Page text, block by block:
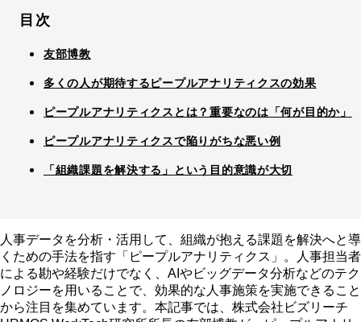
目次
友部博教
多くの人が期待するピープルアナリティクスの効果
ピープルアナリティクスとは？重要なのは「何が目的か」
ピープルアナリティクスで陥りがちな悪い例
「組織課題を解決する」という目的意識が大切
人事データを分析・活用して、組織が抱える課題を解決へと導
くための手法を指す「ピープルアナリティクス」。人事担当者
による勘や経験だけでなく、AIやビッグデータ分析などのテク
ノロジーを用いることで、効果的な人事施策を実施できること
から注目を集めています。本記事では、株式会社ビズリーチ